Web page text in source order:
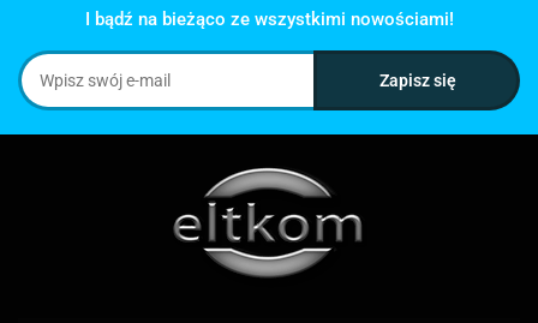
I bądź na bieżąco ze wszystkimi nowościami!